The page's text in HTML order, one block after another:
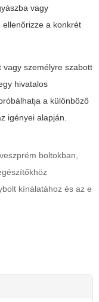
vagy
a konkrét
vagy személyre szabott
hivatalos
a különböző
igényei alapján.
boltokban,
kínálatához és az e